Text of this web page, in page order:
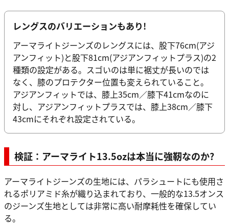
レングスのバリエーションもあり!
アーマライトジーンズのレングスには、股下76cm(アジ
アンフィット)と股下81cm(アジアンフィットプラス)の2
種類の設定がある。スゴいのは単に裾丈が長いのでは
なく、膝のプロテクター位置も変えられていること。
アジアンフィットでは、膝上35cm／膝下41cmなのに
対し、アジアンフィットプラスでは、膝上38cm／膝下
43cmにそれぞれ設定されている。
検証：アーマライト13.5ozは本当に強靭なのか?
アーマライトジーンズの生地には、パラシュートにも使用さ
れるポリアミド糸が織り込まれており、一般的な13.5オンス
のジーンズ生地としては非常に高い耐摩耗性を確保してい
る。